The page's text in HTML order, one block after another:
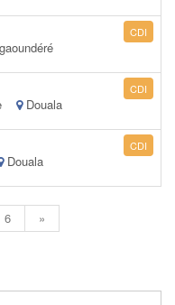
CDI
Douala
CDI
Douala
CDI
6 »